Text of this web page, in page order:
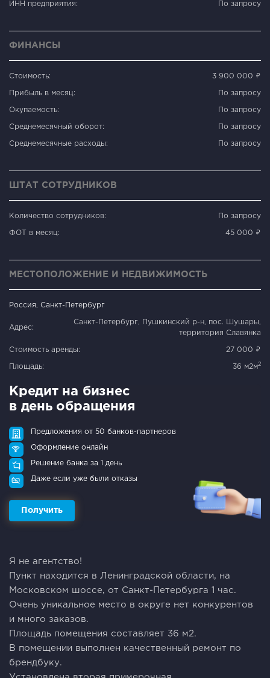
ИНН предприятия: По запросу
ФИНАНСЫ
Стоимость: 3 900 000 ₽
Прибыль в месяц: По запросу
Окупаемость: По запросу
Среднемесячный оборот: По запросу
Среднемесячные расходы: По запросу
ШТАТ СОТРУДНИКОВ
Количество сотрудников: По запросу
ФОТ в месяц: 45 000 ₽
МЕСТОПОЛОЖЕНИЕ И НЕДВИЖИМОСТЬ
Россия, Санкт-Петербург
Адрес:
Санкт-Петербург, Пушкинский р-н, пос. Шушары,
территория Славянка
Стоимость аренды: 27 000 ₽
Площадь: 36 м2м2
Кредит на бизнес
в день обращения
Предложения от 50 банков-партнеров
Оформление онлайн
Решение банка за 1 день
Даже если уже были отказы
Получить
Я не агентство!
Пункт находится в Ленинградской области, на
Московском шоссе, от Санкт-Петербурга 1 час.
Очень уникальное место в округе нет конкурентов
и много заказов.
Площадь помещения составляет 36 м2.
В помещении выполнен качественный ремонт по
брендбуку.